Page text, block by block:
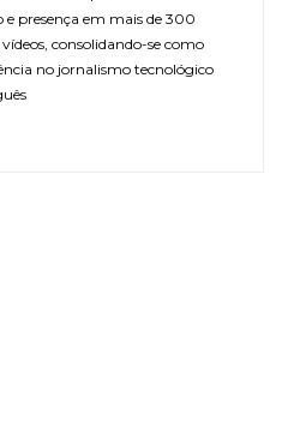
e presença em mais de 300
vídeos, consolidando-se como
no jornalismo tecnológico